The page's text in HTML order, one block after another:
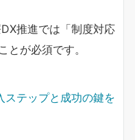
推進では「制度対応
とが必須です。
ステップと成功の鍵を